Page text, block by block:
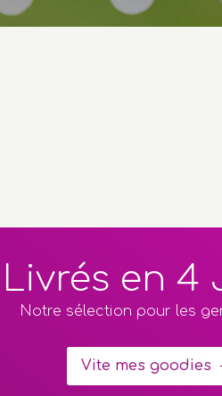
Livrés en 4
Notre sélection pour les
Vite mes goodies